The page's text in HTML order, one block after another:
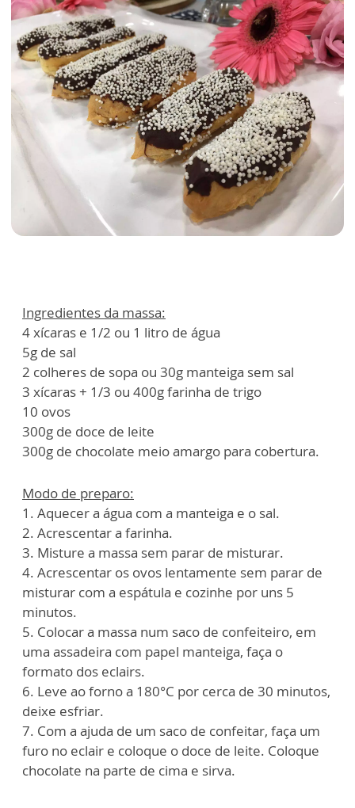
Ingredientes da massa:
4 xícaras e 1/2 ou 1 litro de água
5g de sal
2 colheres de sopa ou 30g manteiga sem sal
3 xícaras + 1/3 ou 400g farinha de trigo
10 ovos
300g de doce de leite
300g de chocolate meio amargo para cobertura.
Modo de preparo:
1. Aquecer a água com a manteiga e o sal.
2. Acrescentar a farinha.
3. Misture a massa sem parar de misturar.
4. Acrescentar os ovos lentamente sem parar de
misturar com a espátula e cozinhe por uns 5
minutos.
5. Colocar a massa num saco de confeiteiro, em
uma assadeira com papel manteiga, faça o
formato dos eclairs.
6. Leve ao forno a 180°C por cerca de 30 minutos,
deixe esfriar.
7. Com a ajuda de um saco de confeitar, faça um
furo no eclair e coloque o doce de leite. Coloque
chocolate na parte de cima e sirva.